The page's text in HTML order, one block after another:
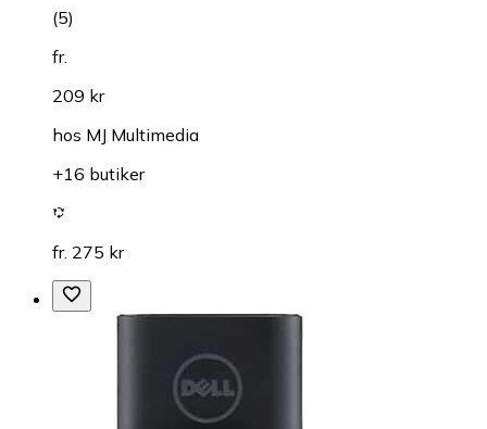
(5)
fr.
209 kr
hos MJ Multimedia
+16 butiker
fr. 275 kr